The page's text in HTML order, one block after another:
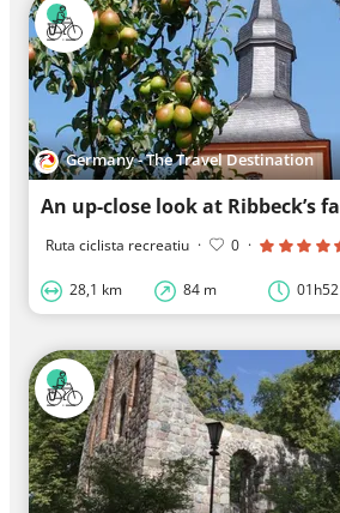
Germany - The Travel Destination
Ruta ciclista recreatiu · 0 ·
28,1 km 84 m 01h52